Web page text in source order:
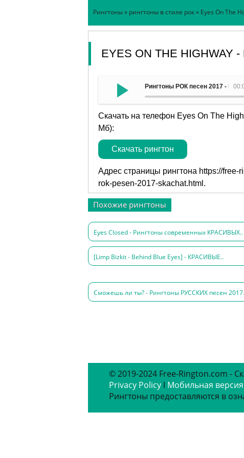
Рингтоны» рингтоны в стиле рок» Eyes On The
EYES ON THE
Рингтоны РОК песен 2017 - Eyes
Скачать на телефон Eyes On The
Мб):
Скачать рингтон
Адрес страницы рингтона https://free-
rok-pesen-2017-skachat.html .
Похожие рингтоны
Eyes Closed - Рингтоны современных КРАСИВЫХ..
[Limp Bizkit - Behind Blue Eyes] - КРАСИВЫЕ..
Сможешь ли ты? - Рингтоны РУССКИХ песен
© 2019-2024 Free-Rington.com -
Privacy Policy ǀ Мобильная версия
Рингтоны предоставляются в